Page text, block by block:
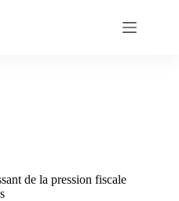
de la pression fiscale